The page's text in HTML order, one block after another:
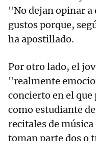
"No dejan opinar
gustos porque,
ha apostillado.
Por otro lado, el
"realmente
concierto en el
como estudiante
recitales de música
toman parte dos o